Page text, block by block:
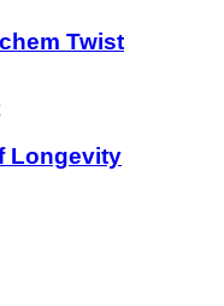
Twist
Longevity